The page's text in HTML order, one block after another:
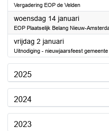
Vergadering EOP de Velden
woensdag 14 januari2026
EOP Plaatselijk Belang Nieuw-
vrijdag 2 januari2026
Uitnodiging - nieuwjaarsfeest
2025
2024
2023